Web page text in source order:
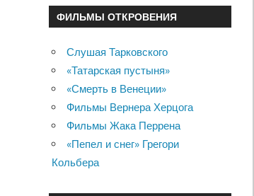
ФИЛЬМЫ ОТКРОВЕНИЯ
Слушая Тарковского
«Татарская пустыня»
«Смерть в Венеции»
Фильмы Вернера Херцога
Фильмы Жака Перрена
«Пепел и снег» Грегори
Кольбера